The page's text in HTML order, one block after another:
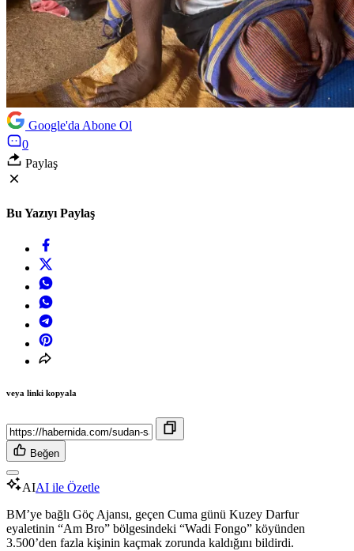
Google'da Abone Ol
0
Paylaş
Bu Yazıyı Paylaş
veya linki kopyala
Beğen
AIAI ile Özetle
BM’ye bağlı Göç Ajansı, geçen Cuma günü Kuzey Darfur
eyaletinin “Am Bro” bölgesindeki “Wadi Fongo” köyünden
3.500’den fazla kişinin kaçmak zorunda kaldığını bildirdi.